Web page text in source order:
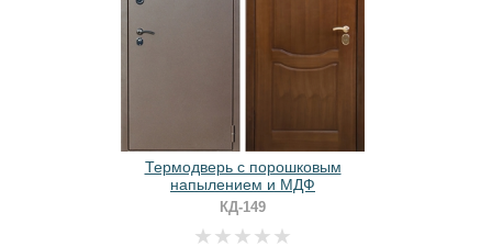
Термодверь с порошковым
напылением и МДФ
КД-149